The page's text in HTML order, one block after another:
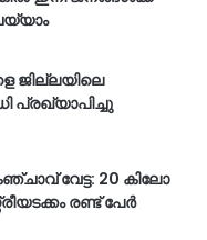
ജില്ലയിലെ
പ്രഖ്യാപിച്ചു
വേട്ട: 20 കിലോ
രണ്ട് പേർ